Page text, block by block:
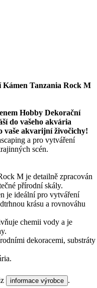
Tanzania Rock M
Hobby Dekorační
do vašeho akvária
vaše akvarijní živočichy!
a pro vytváření
scén.
M je detailně zpracován
přírodní skály.
je ideální pro vytváření
krásu a rovnováhu
chemii vody a je
dekoracemi, substráty
informace výrobce .